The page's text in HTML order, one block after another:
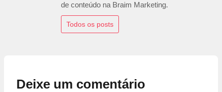
de conteúdo na Braim Marketing.
Todos os posts
Deixe um comentário